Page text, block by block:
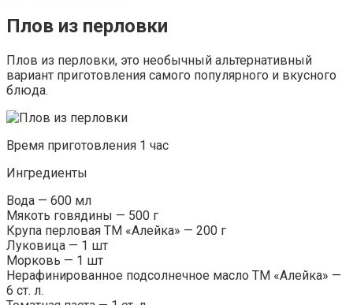
Плов из перловки
Плов из перловки, это необычный альтернативный
вариант приготовления самого популярного и вкусного
блюда.
Время приготовления 1 час
Ингредиенты
Вода — 600 мл
Мякоть говядины — 500 г
Крупа перловая ТМ «Алейка» — 200 г
Луковица — 1 шт
Морковь — 1 шт
Нерафинированное подсолнечное масло ТМ «Алейка» —
6 ст. л.